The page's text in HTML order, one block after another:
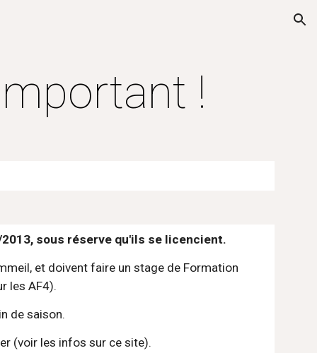
!
sous réserve qu'ils se licencient.
et doivent faire un stage de Formation
les AF4).
de saison.
(voir les infos sur ce site).